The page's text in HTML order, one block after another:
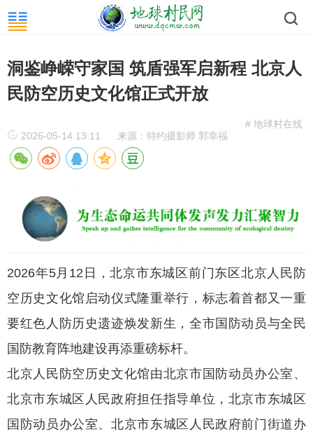
洞鉴峥嵘守家国 筑盾强军启新程 北京人
民防空历史文化馆正式开放
# 地球村在线
2026-05-14 13:11
来源：特约摄影师 郭幸福
2026年5月12日，北京市东城区前门东区北京人民防
空历史文化馆启动仪式隆重举行，标志着首都又一重
要红色人防历史遗迹焕发新生，全市国防动员与全民
国防教育阵地建设再添重磅标杆。
北京人民防空历史文化馆由北京市国防动员办公室、
北京市东城区人民政府担任指导单位，北京市东城区
国防动员办公室、北京市东城区人民政府前门街道办